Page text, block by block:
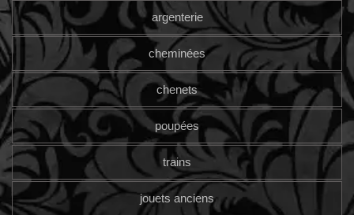
argenterie
cheminées
chenets
poupées
trains
jouets anciens